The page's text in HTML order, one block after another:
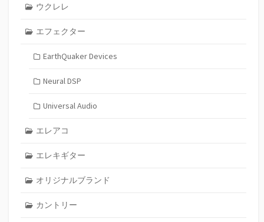
ウクレレ
エフェクター
EarthQuaker Devices
Neural DSP
Universal Audio
エレアコ
エレキギター
オリジナルブランド
カントリー